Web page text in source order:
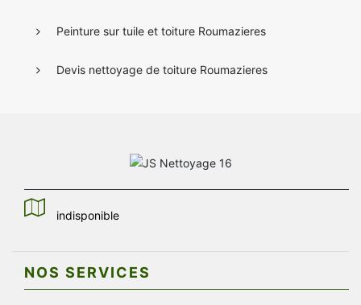
Peinture sur tuile et toiture Roumazieres
Devis nettoyage de toiture Roumazieres
indisponible
NOS SERVICES